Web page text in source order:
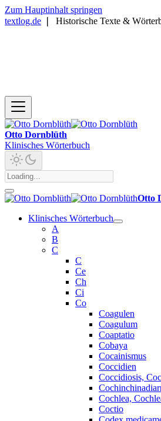
Zum Hauptinhalt springen
textlog.de
Historische Texte &
Otto Dornblüth
Klinisches Wörterbuch
Otto
Klinisches Wörterbuch
A
B
C
C
Ce
Ch
Ci
Co
Coagulen
Coagulum
Coaptatio
Cobaya
Cocainismus
Coccidien
Coccidiosis,
Cochlea,
Coctio